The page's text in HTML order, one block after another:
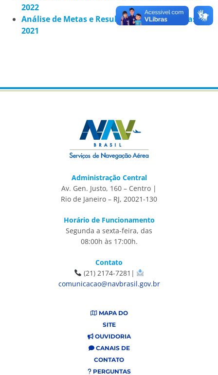
2022
Análise de Metas e Resultados 2022 – ano base
2021
Administração Central
Av. Gen. Justo, 160 – Centro |
Rio de Janeiro – RJ, 20021-130
Horário de Funcionamento
Segunda a sexta-feira, das
08:00h às 17:00h.
Contato
(21) 2174-7281|
comunicacao@navbrasil.gov.br
MAPA DO
SITE
OUVIDORIA
CANAIS DE
CONTATO
PERGUNTAS